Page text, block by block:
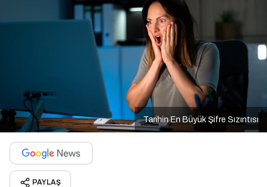
Tarihin En Büyük Şifre Sızıntısı
PAYLAŞ